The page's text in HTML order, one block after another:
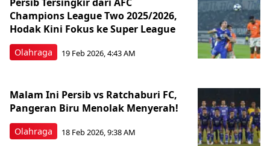
Olahraga
Champions League Two 2025/2026,
Hodak Kini Fokus ke Super League
19 Feb 2026, 4:43 AM
Olahraga
Malam Ini Persib vs Ratchaburi FC,
Pangeran Biru Menolak Menyerah!
18 Feb 2026, 9:38 AM